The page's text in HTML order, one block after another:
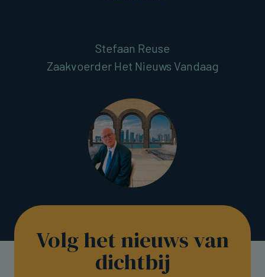
Stefaan Reuse
Zaakvoerder Het Nieuws Vandaag
Volg het nieuws van
dichtbij